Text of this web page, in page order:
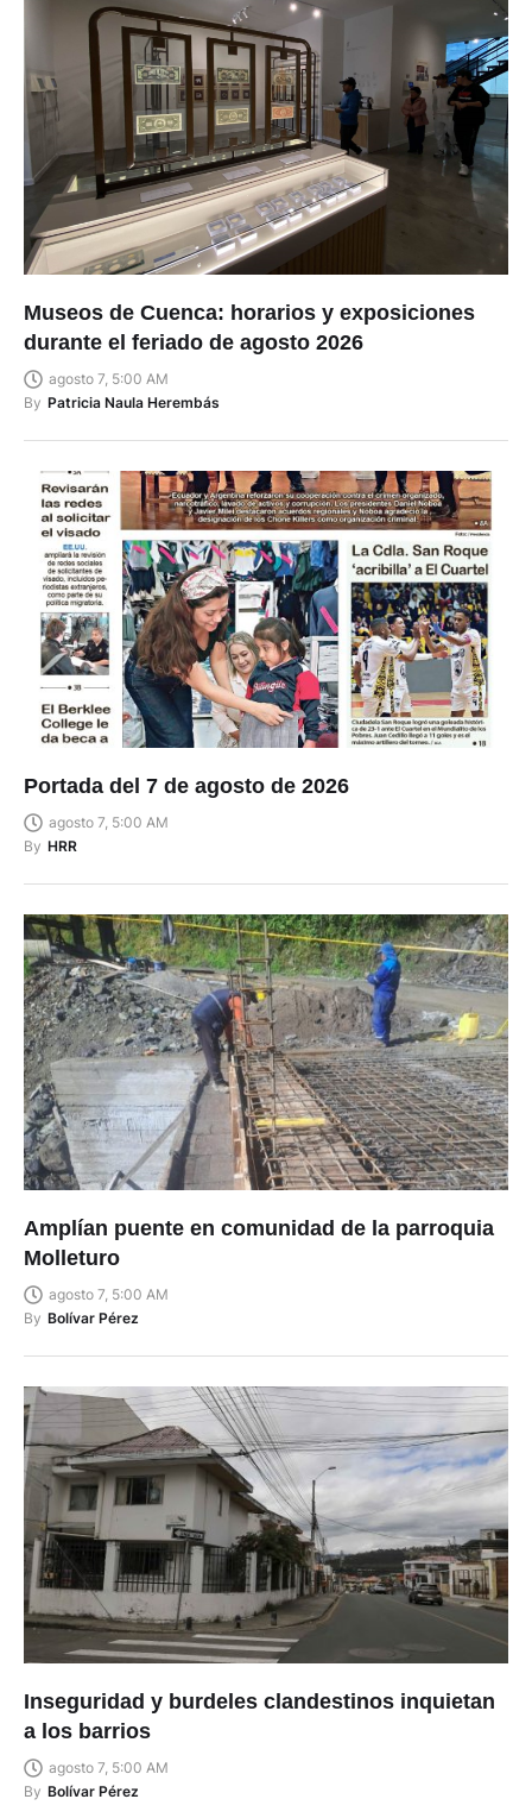
Museos de Cuenca: horarios y exposiciones
durante el feriado de agosto 2026
agosto 7, 5:00 AM
By Patricia Naula Herembás
Portada del 7 de agosto de 2026
agosto 7, 5:00 AM
By HRR
Amplían puente en comunidad de la parroquia
Molleturo
agosto 7, 5:00 AM
By Bolívar Pérez
Inseguridad y burdeles clandestinos inquietan
a los barrios
agosto 7, 5:00 AM
By Bolívar Pérez